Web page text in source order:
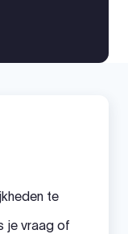
te
je vraag of